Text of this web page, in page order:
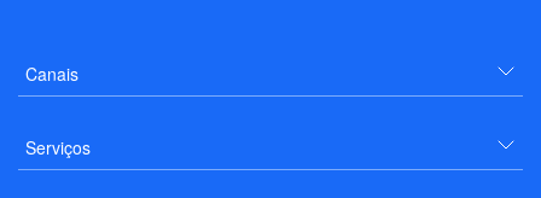
Canais
Serviços